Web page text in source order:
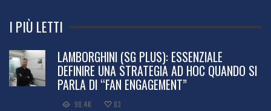
I PIÙ LETTI
LAMBORGHINI (SG PLUS): ESSENZIALE
DEFINIRE UNA STRATEGIA AD HOC QUANDO SI
PARLA DI “FAN ENGAGEMENT”
98.4K 83